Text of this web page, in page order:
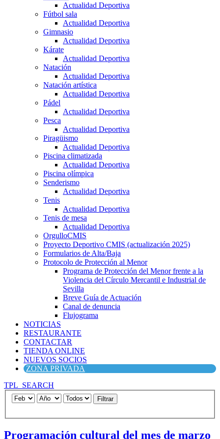
Actualidad Deportiva
Fútbol sala
Actualidad Deportiva
Gimnasio
Actualidad Deportiva
Kárate
Actualidad Deportiva
Natación
Actualidad Deportiva
Natación artística
Actualidad Deportiva
Pádel
Actualidad Deportiva
Pesca
Actualidad Deportiva
Piragüismo
Actualidad Deportiva
Piscina climatizada
Actualidad Deportiva
Piscina olímpica
Senderismo
Actualidad Deportiva
Tenis
Actualidad Deportiva
Tenis de mesa
Actualidad Deportiva
OrgulloCMIS
Proyecto Deportivo CMIS (actualización 2025)
Formularios de Alta/Baja
Protocolo de Protección al Menor
Programa de Protección del Menor frente a la
Violencia del Círculo Mercantil e Industrial de
Sevilla
Breve Guía de Actuación
Canal de denuncia
Flujograma
NOTICIAS
RESTAURANTE
CONTACTAR
TIENDA ONLINE
NUEVOS SOCIOS
ZONA PRIVADA
TPL_SEARCH
Filtrar
Programación cultural del mes de marzo